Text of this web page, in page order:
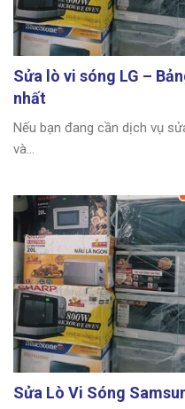
Sửa lò vi sóng LG –
nhất
Nếu bạn đang cần dịch vụ
và...
Sửa Lò Vi Sóng